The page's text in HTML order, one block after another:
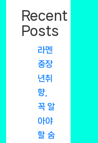
Recent
Posts
라멘
중장
년취
향,
꼭 알
아야
할 숨